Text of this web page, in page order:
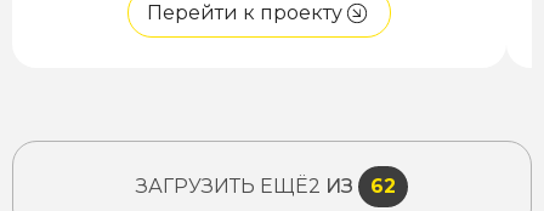
Перейти к проекту
ЗАГРУЗИТЬ ЕЩЁ2 ИЗ 62